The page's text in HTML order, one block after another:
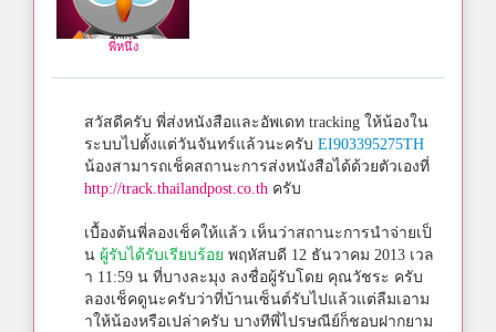
พี่หนึ่ง
สวัสดีครับ พี่ส่งหนังสือและอัพเดท tracking ให้น้องใน
ระบบไปตั้งแต่วันจันทร์แล้วนะครับ EI903395275TH
น้องสามารถเช็คสถานะการส่งหนังสือได้ด้วยตัวเองที่
http://track.thailandpost.co.th ครับ
เบื้องต้นพี่ลองเช็คให้แล้ว เห็นว่าสถานะการนำจ่ายเป็
น ผู้รับได้รับเรียบร้อย พฤหัสบดี 12 ธันวาคม 2013 เวล
า 11:59 น ที่บางละมุง ลงชื่อผู้รับโดย คุณวัชระ ครับ
ลองเช็คดูนะครับว่าที่บ้านเซ็นต์รับไปแล้วแต่ลืมเอาม
าให้น้องหรือเปล่าครับ บางทีพี่ไปรษณีย์ก็ชอบฝากยาม